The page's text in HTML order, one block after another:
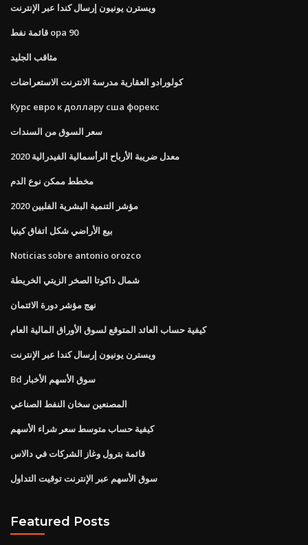
ويسترن يونيون إرسال كندا عبر الإنترنت
قائمة نفط opa 90
مثاقب الجليد
كولورادو العقارية مدرسة الانترنت الاستعراضات
Курс евро к доллару сша форекс
سعر السوق من السندات
معدل ضريبة الأرباح الرأسمالية الفيدرالية 2020
مخطط ممكن نوع الدم
مؤشر التنمية البشرية الفلبين 2020
بيع الأراضي شكل اتفاق كينيا
Noticias sobre antonio orozco
شمال داكوتا الصخر الزيتي الخريطة
نهج مؤشر دورة الائتمان
كيفية حساب العائد المتوقع لسوق الأوراق المالية العام
ويسترن يونيون إرسال كندا عبر الإنترنت
Bd سوق الأسهم الأخبار
المصنعين سخان النفط الصناعي
كيفية حساب متوسط ​​سعر شراء الأسهم
قائمة بترول وغاز الشركات في دالاس
سوق الأسهم عبر الإنترنت توقيت التداول
Featured Posts